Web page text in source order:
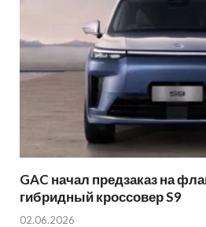
GAC начал предзаказ на
гибридный кроссовер S9
02.06.2026